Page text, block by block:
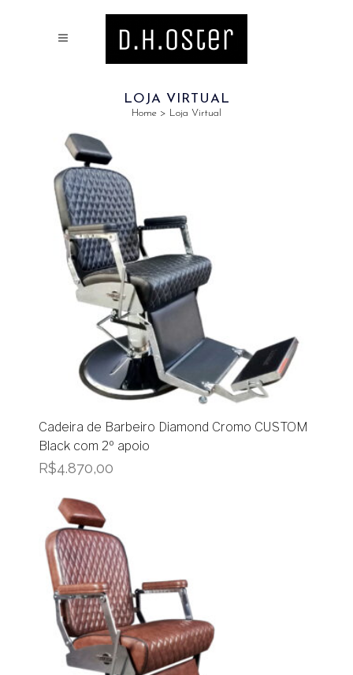
LOJA VIRTUAL
Home > Loja Virtual
Cadeira de Barbeiro Diamond Cromo CUSTOM
Black com 2º apoio
R$4.870,00